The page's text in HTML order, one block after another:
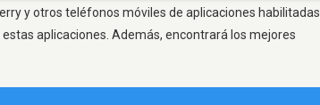
y otros teléfonos móviles de aplicaciones habilitadas.
aplicaciones. Además, encontrará los mejores